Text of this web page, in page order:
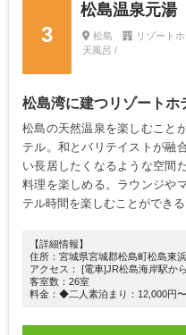
3
松島温泉元
松島 リゾート
天風呂 /
松島湾に建つリゾートホ
松島の天然温泉を楽しむこと
テル。和とバリテイストが融
い長居したくなるような空間
料理を楽しめる。ラウンジや
テル時間を楽しむことができる
【詳細情報】
住所：宮城県宮城郡松島町松島東
アクセス： [電車]JR松島海岸駅か
客室数：26室
料金：◆二人素泊まり：12,000円